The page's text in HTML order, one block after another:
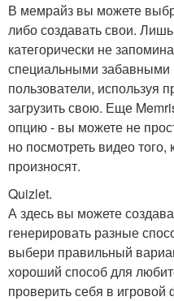
В мемрайз вы можете
либо создавать свои.
категорически не
специальными забавными
пользователи, используя
загрузить свою. Еще
опцию - вы можете не
но посмотреть видео того,
произносят.
Quizlet.
А здесь вы можете
генерировать разные
выбери правильный
хороший способ для
проверить себя в